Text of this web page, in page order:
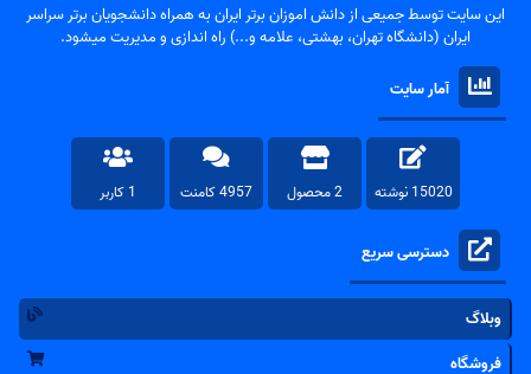
این سایت توسط جمیعی از دانش اموزان برتر ایران به همراه دانشجویان برتر سراسر
ایران (دانشگاه تهران، بهشتی، علامه و...) راه اندازی و مدیریت میشود.
آمار سایت
15020 نوشته 2 محصول 4957 کامنت 1 کاربر
دسترسی سریع
وبلاگ
فروشگاه